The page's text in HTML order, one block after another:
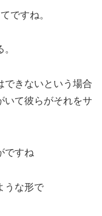
ですね。
できないという場合
いて彼らがそれをサ
ですね
うな形で